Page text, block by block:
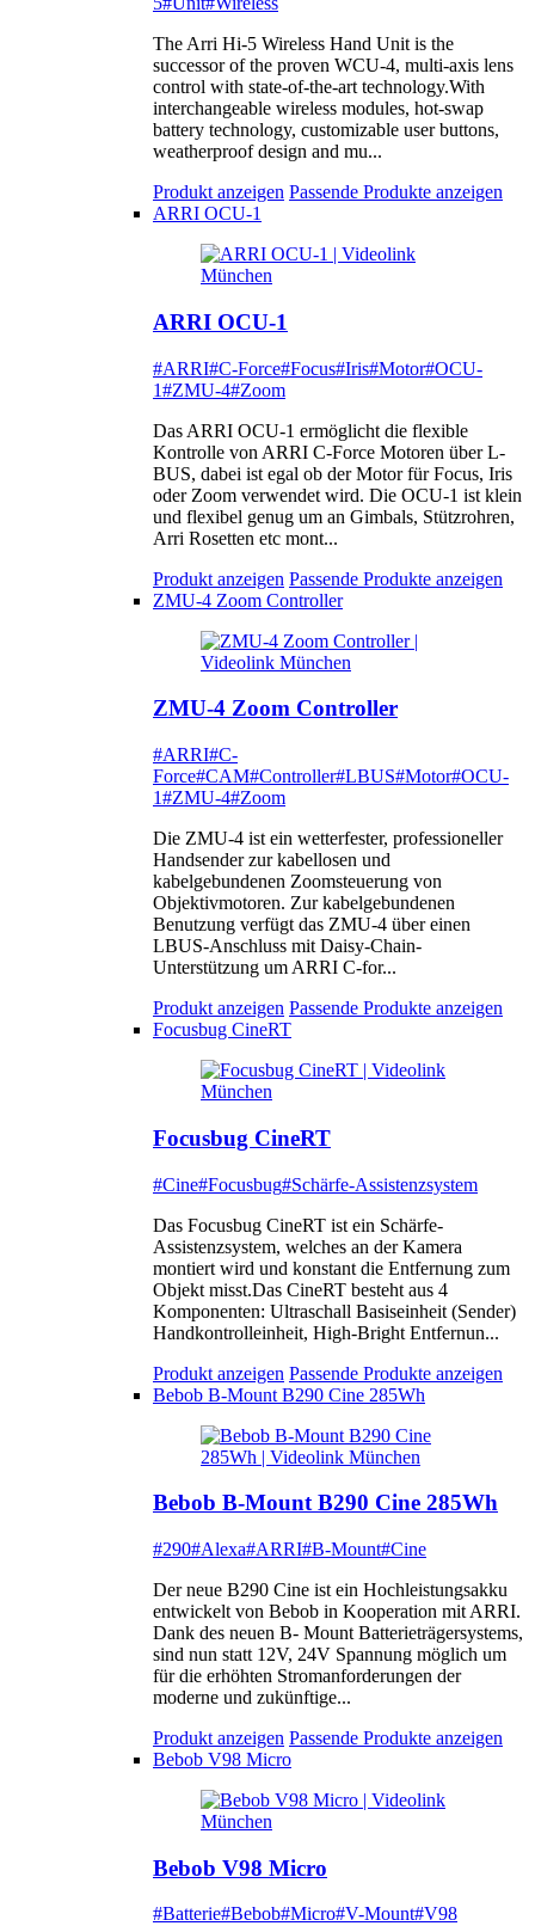
The Arri Hi-5 Wireless Hand Unit is the
successor of the proven WCU-4, multi-axis lens
control with state-of-the-art technology.With
interchangeable wireless modules, hot-swap
battery technology, customizable user buttons,
weatherproof design and mu...
Produkt anzeigen Passende Produkte anzeigen
ARRI OCU-1
ARRI OCU-1
#ARRI#C-Force#Focus#Iris#Motor#OCU-
1#ZMU-4#Zoom
Das ARRI OCU-1 ermöglicht die flexible
Kontrolle von ARRI C-Force Motoren über L-
BUS, dabei ist egal ob der Motor für Focus, Iris
oder Zoom verwendet wird. Die OCU-1 ist klein
und flexibel genug um an Gimbals, Stützrohren,
Arri Rosetten etc mont...
Produkt anzeigen Passende Produkte anzeigen
ZMU-4 Zoom Controller
ZMU-4 Zoom Controller
#ARRI#C-
Force#CAM#Controller#LBUS#Motor#OCU-
1#ZMU-4#Zoom
Die ZMU-4 ist ein wetterfester, professioneller
Handsender zur kabellosen und
kabelgebundenen Zoomsteuerung von
Objektivmotoren. Zur kabelgebundenen
Benutzung verfügt das ZMU-4 über einen
LBUS-Anschluss mit Daisy-Chain-
Unterstützung um ARRI C-for...
Produkt anzeigen Passende Produkte anzeigen
Focusbug CineRT
Focusbug CineRT
#Cine#Focusbug#Schärfe-Assistenzsystem
Das Focusbug CineRT ist ein Schärfe-
Assistenzsystem, welches an der Kamera
montiert wird und konstant die Entfernung zum
Objekt misst.Das CineRT besteht aus 4
Komponenten: Ultraschall Basiseinheit (Sender)
Handkontrolleinheit, High-Bright Entfernun...
Produkt anzeigen Passende Produkte anzeigen
Bebob B-Mount B290 Cine 285Wh
Bebob B-Mount B290 Cine 285Wh
#290#Alexa#ARRI#B-Mount#Cine
Der neue B290 Cine ist ein Hochleistungsakku
entwickelt von Bebob in Kooperation mit ARRI.
Dank des neuen B- Mount Batterieträgersystems,
sind nun statt 12V, 24V Spannung möglich um
für die erhöhten Stromanforderungen der
moderne und zukünftige...
Produkt anzeigen Passende Produkte anzeigen
Bebob V98 Micro
Bebob V98 Micro
#Batterie#Bebob#Micro#V-Mount#V98